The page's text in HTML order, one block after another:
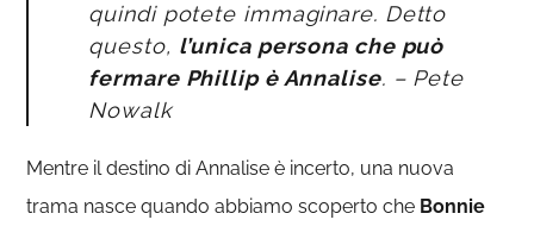
quindi potete immaginare. Detto
questo, l’unica persona che può
fermare Phillip è Annalise. – Pete
Nowalk
Mentre il destino di Annalise è incerto, una nuova
trama nasce quando abbiamo scoperto che Bonnie